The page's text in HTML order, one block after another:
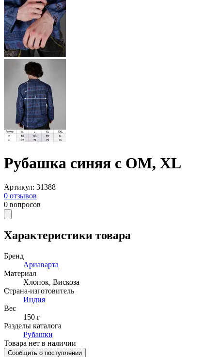
Рубашка синяя с ОМ, XL
Артикул: 31388
0 отзывов
0 вопросов
Характеристики товара
Бренд
Ариаварта
Материал
Хлопок, Вискоза
Страна-изготовитель
Индия
Вес
150 г
Разделы каталога
Рубашки
Товара нет в наличии
Сообщить о поступлении